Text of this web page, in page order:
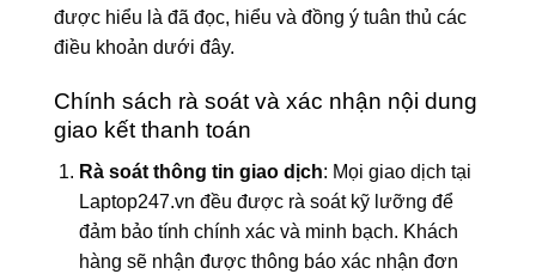
được hiểu là đã đọc, hiểu và đồng ý tuân thủ các
điều khoản dưới đây.
Chính sách rà soát và xác nhận nội dung
giao kết thanh toán
Rà soát thông tin giao dịch: Mọi giao dịch tại
Laptop247.vn đều được rà soát kỹ lưỡng để
đảm bảo tính chính xác và minh bạch. Khách
hàng sẽ nhận được thông báo xác nhận đơn